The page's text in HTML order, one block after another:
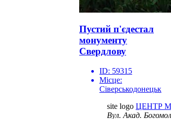
Пустий п'єдестал
монументу
Свердлову
ID: 59315
Місце:
Сіверськодонецьк
site logo ЦЕНТР
Вул. Акад.